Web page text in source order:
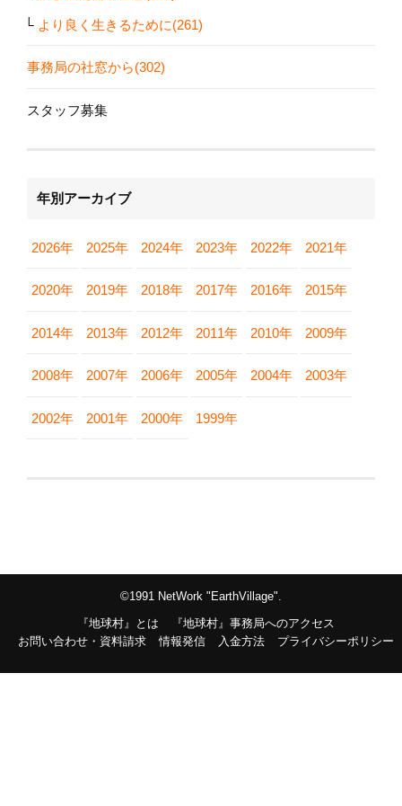
より良く生きるために(261)
事務局の社窓から(302)
スタッフ募集
年別アーカイブ
2026年 2025年 2024年 2023年 2022年 2021年
2020年 2019年 2018年 2017年 2016年 2015年
2014年 2013年 2012年 2011年 2010年 2009年
2008年 2007年 2006年 2005年 2004年 2003年
2002年 2001年 2000年 1999年
©1991 NetWork "EarthVillage".
『地球村』とは
『地球村』事務局へのアクセス
お問い合わせ・資料請求
情報発信 入金方法 プライバシーポリシー